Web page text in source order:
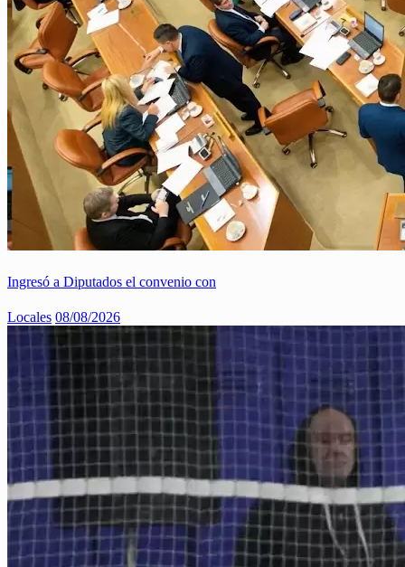
Ingresó a Diputados el convenio con
Locales 08/08/2026